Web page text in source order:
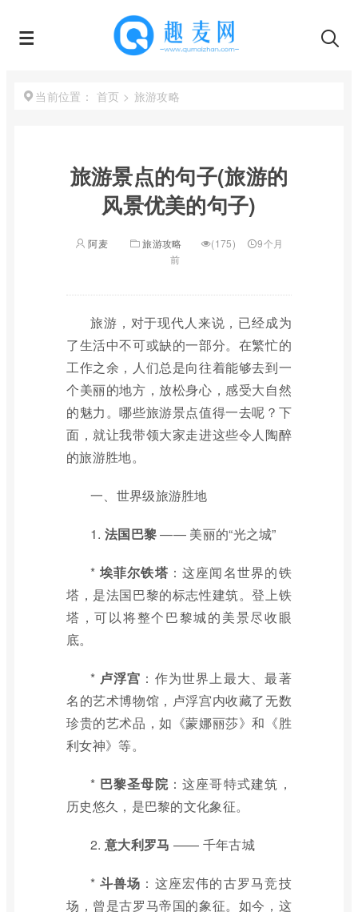
当前位置： 首页 > 旅游攻略
旅游景点的句子(旅游的
风景优美的句子)
阿麦 旅游攻略 (175)
9个月
前
旅游，对于现代人来说，已经成为
了生活中不可或缺的一部分。在繁忙的
工作之余，人们总是向往着能够去到一
个美丽的地方，放松身心，感受大自然
的魅力。哪些旅游景点值得一去呢？下
面，就让我带领大家走进这些令人陶醉
的旅游胜地。
一、世界级旅游胜地
1. 法国巴黎—— 美丽的“光之城”
* 埃菲尔铁塔 ：这座闻名世界的铁
塔，是法国巴黎的标志性建筑。登上铁
塔，可以将整个巴黎城的美景尽收眼
底。
* 卢浮宫 ：作为世界上最大、最著
名的艺术博物馆，卢浮宫内收藏了无数
珍贵的艺术品，如《蒙娜丽莎》和《胜
利女神》等。
* 巴黎圣母院：这座哥特式建筑，
历史悠久，是巴黎的文化象征。
2. 意大利罗马 —— 千年古城
* 斗兽场 ：这座宏伟的古罗马竞技
场，曾是古罗马帝国的象征。如今，这